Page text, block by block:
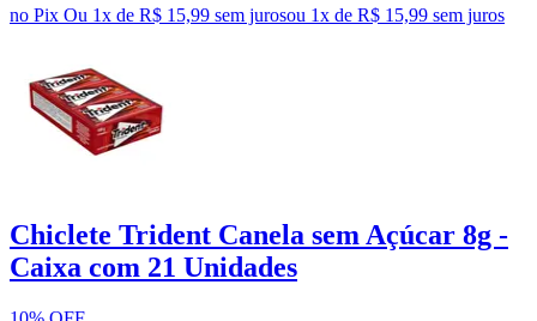
no Pix Ou 1x de R$ 15,99 sem jurosou 1x de R$ 15,99 sem juros
Chiclete Trident Canela sem Açúcar 8g -
Caixa com 21 Unidades